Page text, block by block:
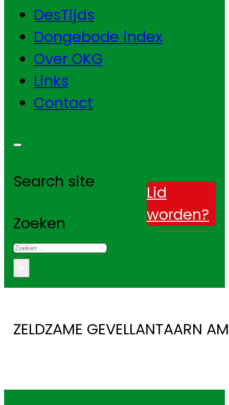
DesTijds
Dongebode index
Over OKG
Links
Contact
Search site
Zoeken
Lid
worden?
ZELDZAME GEVELLANTAARN